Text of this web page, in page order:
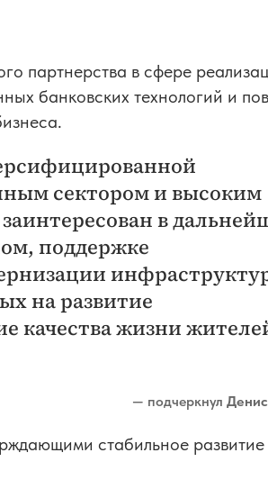
партнерства в сфере
банковских технологий и
сектором и высоким
в
поддержке
на развитие
качества жизни
— подчеркнул
стабильное развитие